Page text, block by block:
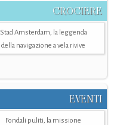
CROCIERE
Stad Amsterdam, la leggenda
della navigazione a vela rivive
EVENTI
Fondali puliti, la missione